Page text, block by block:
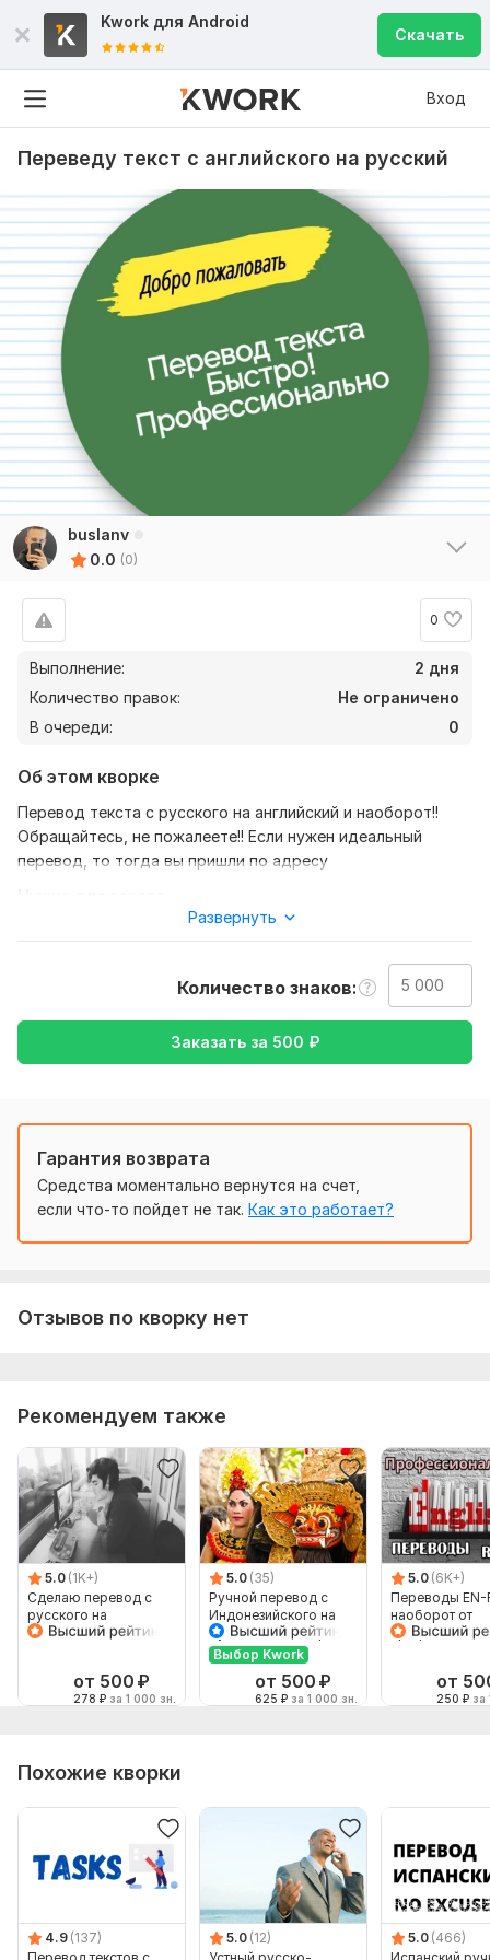
Kwork для Android
Скачать
Вход
Переведу текст с английского на русский
buslanv
0.0 (0)
0
Выполнение:
2 дня
Количество правок:
Не ограничено
В очереди:
0
Об этом кворке
Перевод текста с русского на английский и наоборот!!
Обращайтесь, не пожалеете!! Если нужен идеальный
перевод, то тогда вы пришли по адресу
Нужен текст для перевода, серьезные, не шуточные
Культура и
искусство,
Недвижимость, Другое
с Английского на Русский
Объем услуги в кворке:
Развернуть
Количество знаков
Заказать за 500 ₽
Гарантия возврата
Средства моментально вернутся на счет,
если что-то пойдет не так. Как это работает?
Отзывов по кворку нет
Рекомендуем также
5.0 (1K+)
Сделаю перевод с
русского на
английский и
от 500 ₽
278 ₽ за 1 000 зн.
5.0 (35)
Ручной перевод с
Индонезийского на
Русский и наоборот
Выбор Kwork
от 500 ₽
625 ₽ за 1 000 зн.
5.0 (6K+)
Переводы EN-
наоборот от
от
250 ₽ за
Похожие кворки
4.9 (137)
5.0 (12)
5.0 (466)